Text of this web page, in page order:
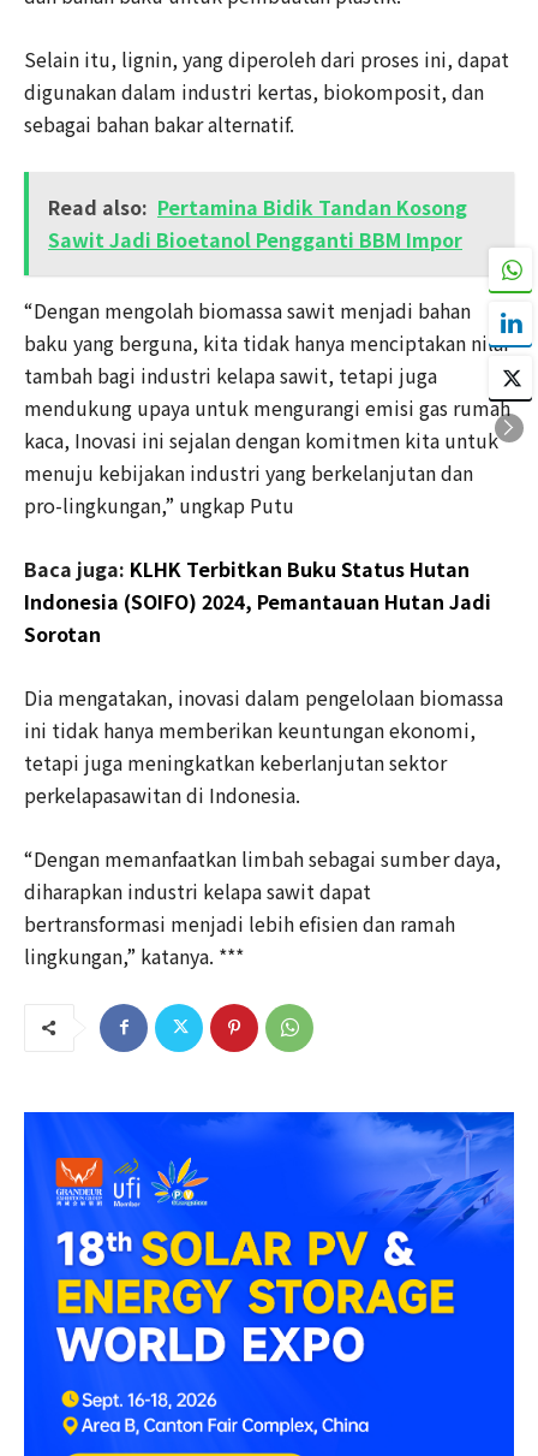
Selain itu, lignin, yang diperoleh dari proses ini, dapat
digunakan dalam industri kertas, biokomposit, dan
sebagai bahan bakar alternatif.
Read also: Pertamina Bidik Tandan Kosong
Sawit Jadi Bioetanol Pengganti BBM Impor
“Dengan mengolah biomassa sawit menjadi bahan
baku yang berguna, kita tidak hanya menciptakan nilai
tambah bagi industri kelapa sawit, tetapi juga
mendukung upaya untuk mengurangi emisi gas rumah
kaca, Inovasi ini sejalan dengan komitmen kita untuk
menuju kebijakan industri yang berkelanjutan dan
pro-lingkungan,” ungkap Putu
Baca juga: KLHK Terbitkan Buku Status Hutan
Indonesia (SOIFO) 2024, Pemantauan Hutan Jadi
Sorotan
Dia mengatakan, inovasi dalam pengelolaan biomassa
ini tidak hanya memberikan keuntungan ekonomi,
tetapi juga meningkatkan keberlanjutan sektor
perkelapasawitan di Indonesia.
“Dengan memanfaatkan limbah sebagai sumber daya,
diharapkan industri kelapa sawit dapat
bertransformasi menjadi lebih efisien dan ramah
lingkungan,” katanya. ***